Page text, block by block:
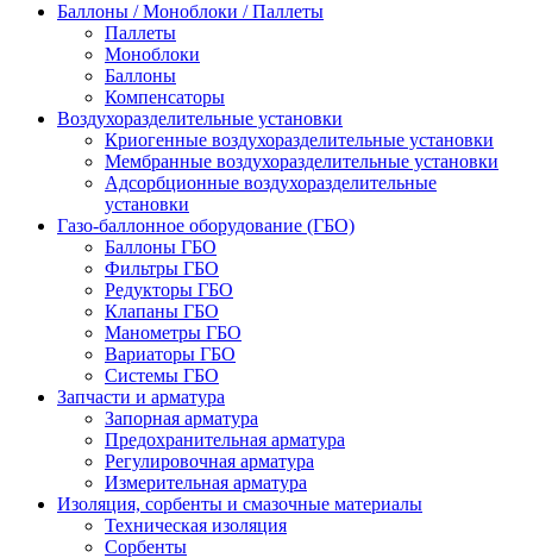
Баллоны / Моноблоки / Паллеты
Паллеты
Моноблоки
Баллоны
Компенсаторы
Воздухоразделительные установки
Криогенные воздухоразделительные установки
Мембранные воздухоразделительные установки
Адсорбционные воздухоразделительные
установки
Газо-баллонное оборудование (ГБО)
Баллоны ГБО
Фильтры ГБО
Редукторы ГБО
Клапаны ГБО
Манометры ГБО
Вариаторы ГБО
Системы ГБО
Запчасти и арматура
Запорная арматура
Предохранительная арматура
Регулировочная арматура
Измерительная арматура
Изоляция, сорбенты и смазочные материалы
Техническая изоляция
Сорбенты